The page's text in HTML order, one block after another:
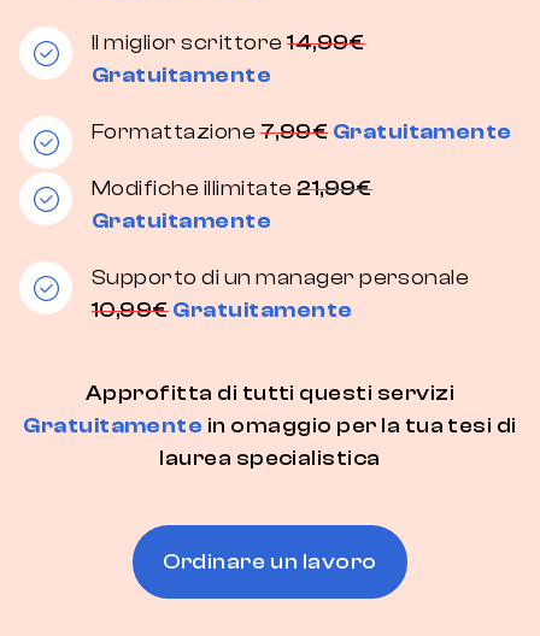
Il miglior scrittore14,99€
Gratuitamente
Formattazione7,99€ Gratuitamente
Modifiche illimitate21,99€
Gratuitamente
Supporto di un manager personale
10,99€Gratuitamente
Approfitta di tutti questi servizi
Gratuitamente in omaggio per la tua tesi di
laurea specialistica
Ordinare un lavoro